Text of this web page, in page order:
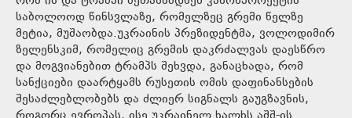
საბოლოოდ წინსვლაზე, რომელზეც გრემი წელზე
მეტია, მუშაობდა.უკრაინის პრეზიდენტმა, ვოლოდიმირ
ზელენსკიმ, რომელიც გრემის დაკრძალვას დაესწრო
და მოგვიანებით ტრამპს შეხვდა, განაცხადა, რომ
სანქციები დაარტყამს რუსეთის ომის დაფინანსების
შესაძლებლობებს და ძლიერ სიგნალს გაუგზავნის,